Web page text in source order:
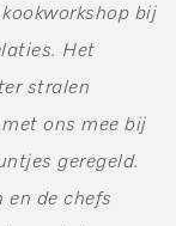
bij
Het
stralen
ons mee bij
geregeld.
en de chefs